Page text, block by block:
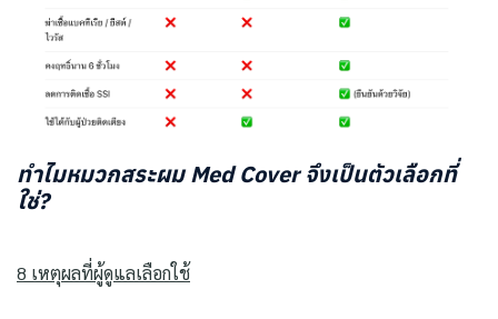
ทำไมหมวกสระผม Med Cover จึงเป็นตัวเลือกที่
ใช่?
8 เหตุผลที่ผู้ดูแลเลือกใช้